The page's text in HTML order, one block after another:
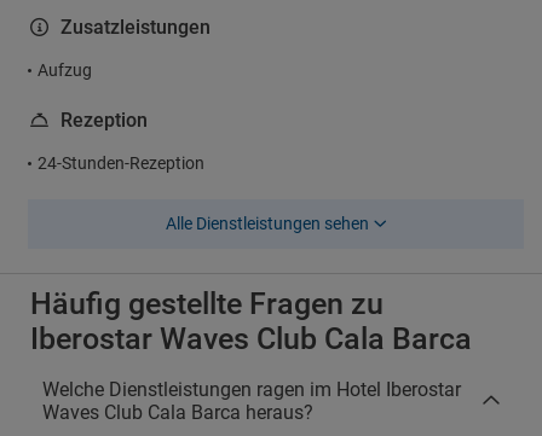
Zusatzleistungen
Aufzug
Rezeption
24-Stunden-Rezeption
Alle Dienstleistungen sehen
Häufig gestellte Fragen zu
Iberostar Waves Club Cala Barca
Welche Dienstleistungen ragen im Hotel Iberostar
Waves Club Cala Barca heraus?